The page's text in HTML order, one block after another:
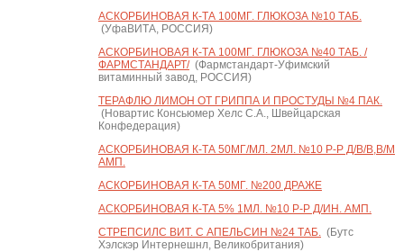
АСКОРБИНОВАЯ К-ТА 100МГ. ГЛЮКОЗА №10 ТАБ.
(УфаВИТА, РОССИЯ)
АСКОРБИНОВАЯ К-ТА 100МГ. ГЛЮКОЗА №40 ТАБ. /
ФАРМСТАНДАРТ/(Фармстандарт-Уфимский
витаминный завод, РОССИЯ)
ТЕРАФЛЮ ЛИМОН ОТ ГРИППА И ПРОСТУДЫ №4 ПАК.
(Новартис Консьюмер Хелс С.А., Швейцарская
Конфедерация)
АСКОРБИНОВАЯ К-ТА 50МГ/МЛ. 2МЛ. №10 Р-Р Д/В/В,В/М
АМП.
АСКОРБИНОВАЯ К-ТА 50МГ. №200 ДРАЖЕ
АСКОРБИНОВАЯ К-ТА 5% 1МЛ. №10 Р-Р Д/ИН. АМП.
СТРЕПСИЛС ВИТ. С АПЕЛЬСИН №24 ТАБ.(Бутс
Хэлскэр Интернешнл, Великобритания)